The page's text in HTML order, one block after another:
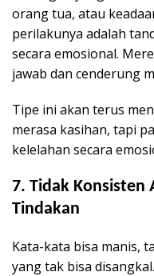
orang tua, atau
perilakunya adalah
secara emosional.
jawab dan cenderung
Tipe ini akan terus
merasa kasihan, tapi
kelelahan secara
7. Tidak Konsisten
Tindakan
Kata-kata bisa manis,
yang tak bisa